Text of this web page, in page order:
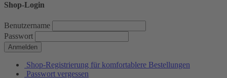
Shop-Login
Benutzername
Passwort
Anmelden
Shop-Registrierung für komfortablere Bestellungen
Passwort vergessen